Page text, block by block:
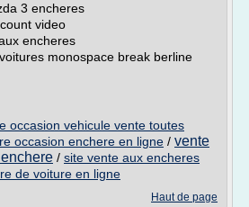
3 encheres
video
encheres
monospace break berline
occasion vehicule vente toutes
occasion enchere en ligne / vente
/ site vente aux encheres
de voiture en ligne
Haut de page